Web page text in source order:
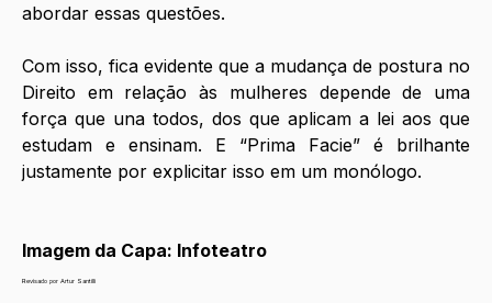
abordar essas questões.
Com isso, fica evidente que a mudança de postura no
Direito em relação às mulheres depende de uma
força que una todos, dos que aplicam a lei aos que
estudam e ensinam. E “Prima Facie” é brilhante
justamente por explicitar isso em um monólogo.
Imagem da Capa: Infoteatro
Revisado por Artur Santilli